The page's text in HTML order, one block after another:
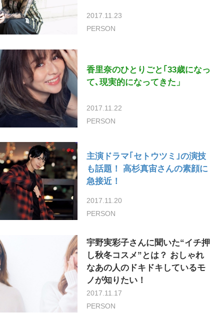
2017.11.23
PERSON
香里奈のひとりごと｢33歳になっ
て､現実的になってきた」
2017.11.22
PERSON
主演ドラマ｢セトウツミ｣の演技
も話題！ 高杉真宙さんの素顔に
急接近！
2017.11.20
PERSON
宇野実彩子さんに聞いた“イチ押
し秋冬コスメ”とは？ おしゃれ
なあの人のドキドキしているモ
ノが知りたい！
2017.11.17
PERSON